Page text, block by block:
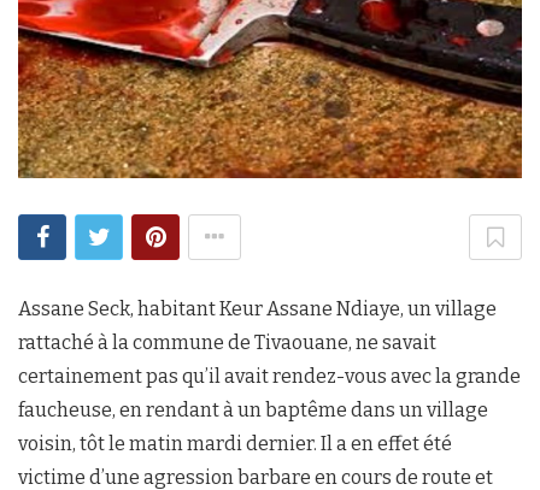
Assane Seck, habitant Keur Assane Ndiaye, un village
rattaché à la commune de Tivaouane, ne savait
certainement pas qu’il avait rendez-vous avec la grande
faucheuse, en rendant à un baptême dans un village
voisin, tôt le matin mardi dernier. Il a en effet été
victime d’une agression barbare en cours de route et